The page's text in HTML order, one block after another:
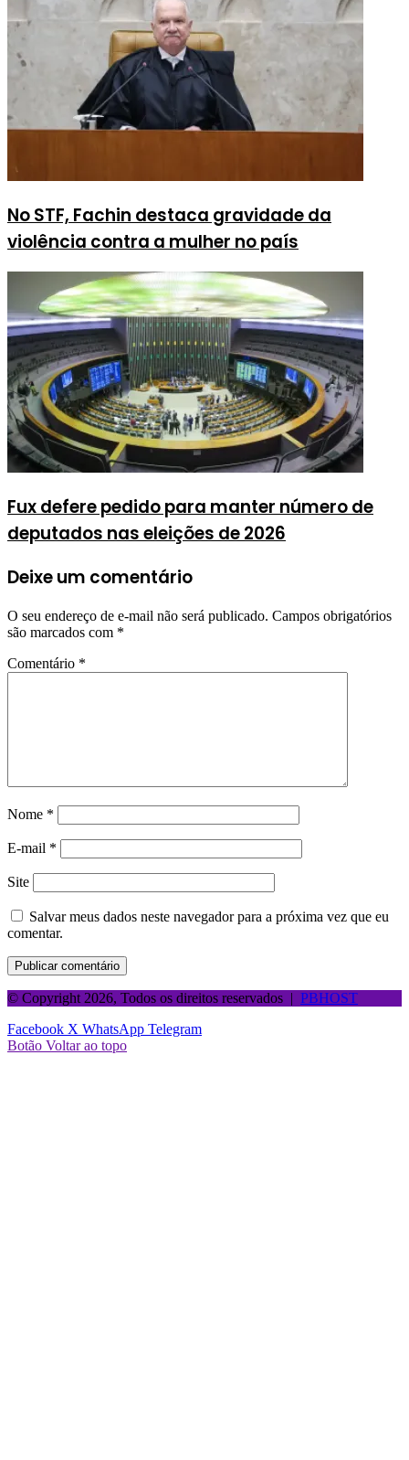
No STF, Fachin destaca gravidade da
violência contra a mulher no país
Fux defere pedido para manter número de
deputados nas eleições de 2026
Deixe um comentário
O seu endereço de e-mail não será publicado. Campos obrigatórios
são marcados com *
Comentário *
Nome *
E-mail *
Site
Salvar meus dados neste navegador para a próxima vez que eu
comentar.
© Copyright 2026, Todos os direitos reservados | PBHOST
Facebook X WhatsApp Telegram
Botão Voltar ao topo